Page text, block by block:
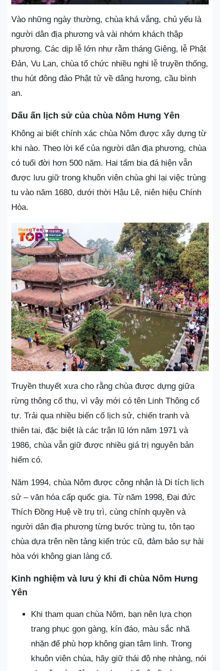
Vào những ngày thường, chùa khá vắng, chủ yếu là
người dân địa phương và vài nhóm khách thập
phương. Các dịp lễ lớn như rằm tháng Giêng, lễ Phật
Đản, Vu Lan, chùa tổ chức nhiều nghi lễ truyền thống,
thu hút đông đảo Phật tử về dâng hương, cầu bình
an.
Dấu ấn lịch sử của chùa Nôm Hưng Yên
Không ai biết chính xác chùa Nôm được xây dựng từ
khi nào. Theo lời kể của người dân địa phương, chùa
có tuổi đời hơn 500 năm. Hai tấm bia đá hiện vẫn
được lưu giữ trong khuôn viên chùa ghi lại việc trùng
tu vào năm 1680, dưới thời Hậu Lê, niên hiệu Chính
Hòa.
Truyền thuyết xưa cho rằng chùa được dựng giữa
rừng thông cổ thụ, vì vậy mới có tên Linh Thông cổ
tự. Trải qua nhiều biến cố lịch sử, chiến tranh và
thiên tai, đặc biệt là các trận lũ lớn năm 1971 và
1986, chùa vẫn giữ được nhiều giá trị nguyên bản
hiếm có.
Năm 1994, chùa Nôm được công nhận là Di tích lịch
sử – văn hóa cấp quốc gia. Từ năm 1998, Đại đức
Thích Đồng Huệ về trụ trì, cùng chính quyền và
người dân địa phương từng bước trùng tu, tôn tạo
chùa dựa trên nền tảng kiến trúc cũ, đảm bảo sự hài
hòa với không gian làng cổ.
Kinh nghiệm và lưu ý khi đi chùa Nôm Hưng
Yên
Khi tham quan chùa Nôm, bạn nên lựa chọn
trang phục gọn gàng, kín đáo, màu sắc nhã
nhặn để phù hợp không gian tâm linh. Trong
khuôn viên chùa, hãy giữ thái độ nhẹ nhàng, nói